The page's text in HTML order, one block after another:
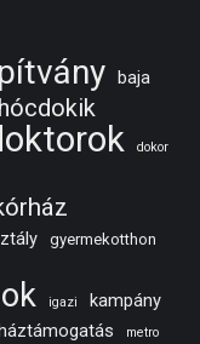
baja
dokor
gyermekotthon
igazi kampány
metro